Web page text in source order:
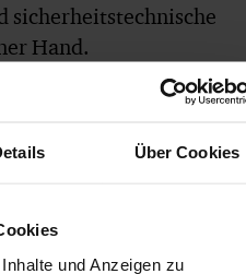
Über Cookies
und Anzeigen zu
sicherheitstechnische
Hand.
Angaben.